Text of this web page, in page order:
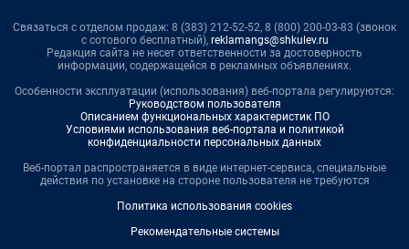
Связаться с отделом продаж: 8 (383) 212-52-52, 8 (800) 200-03-83 (звонок
с сотового бесплатный), reklamangs@shkulev.ru
Редакция сайта не несет ответственности за достоверность
информации, содержащейся в рекламных объявлениях.
Особенности эксплуатации (использования) веб-портала регулируются:
Руководством пользователя
Описанием функциональных характеристик ПО
Условиями использования веб-портала и политикой
конфиденциальности персональных данных
Веб-портал распространяется в виде интернет-сервиса, специальные
действия по установке на стороне пользователя не требуются
Политика использования cookies
Рекомендательные системы